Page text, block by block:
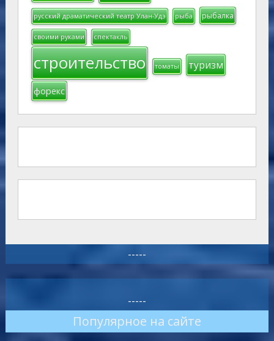
русский драматический театр Улан-Удэ рыба рыбалка
своими руками спектакль
строительство томаты туризм
форекс
-----
-----
Популярное на сайте